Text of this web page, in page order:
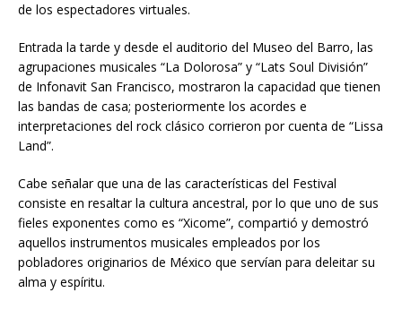
de los espectadores virtuales.
Entrada la tarde y desde el auditorio del Museo del Barro, las
agrupaciones musicales “La Dolorosa” y “Lats Soul División”
de Infonavit San Francisco, mostraron la capacidad que tienen
las bandas de casa; posteriormente los acordes e
interpretaciones del rock clásico corrieron por cuenta de “Lissa
Land”.
Cabe señalar que una de las características del Festival
consiste en resaltar la cultura ancestral, por lo que uno de sus
fieles exponentes como es “Xicome”, compartió y demostró
aquellos instrumentos musicales empleados por los
pobladores originarios de México que servían para deleitar su
alma y espíritu.